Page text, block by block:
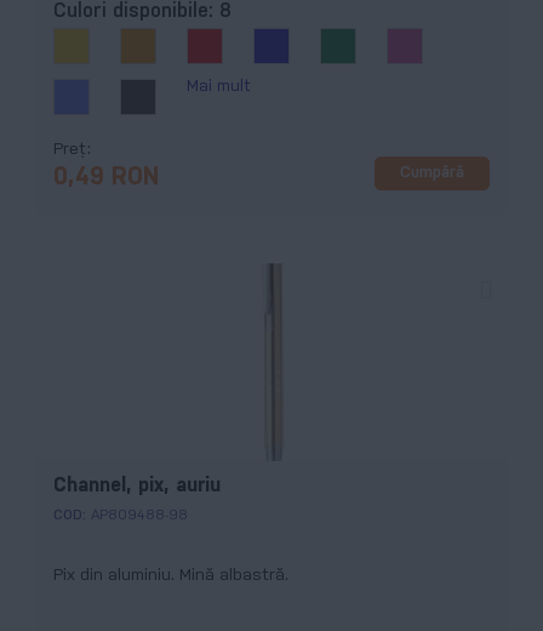
Culori disponibile: 8
Mai mult
Preț
0,49 RON Cumpără
Channel, pix, auriu
COD: AP809488-98
Pix din aluminiu. Mină albastră.